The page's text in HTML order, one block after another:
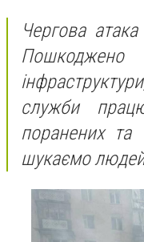
Чергова
служби
поранених та
шукаємо